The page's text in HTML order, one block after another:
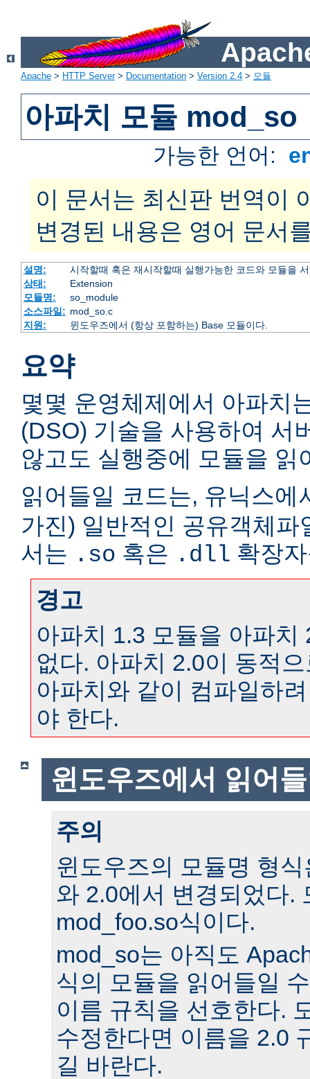
Apache > HTTP Server> Documentation > Version 2.4 > 모듈
아파치 모듈 mod_so
가능한 언어:
이 문서는 최신판 번역이
변경된 내용은 영어 문서
설명:
시작할때 혹은 재시작할때 실행가능한 코드와 모듈을
상태:
Extension
모듈명:
so_module
소스파일: mod_so.c
지원:
윈도우즈에서 (항상 포함하는) Base 모듈이다.
요약
몇몇 운영체제에서 아파치
(DSO) 기술을 사용하여 서
않고도 실행중에 모듈을 읽
읽어들일 코드는, 유닉스에
가진) 일반적인 공유객체파
서는 .so 혹은 .dll 확장
경고
아파치 1.3 모듈을 아파치
없다. 아파치 2.0이 동적
아파치와 같이 컴파일하
야 한다.
윈도우즈에서 읽어
주의
윈도우즈의 모듈명 형
와 2.0에서 변경되었다.
mod_foo.so식이다.
mod_so는 아직도
식의 모듈을 읽어들일
이름 규칙을 선호한다.
수정한다면 이름을 2.0
길 바란다.